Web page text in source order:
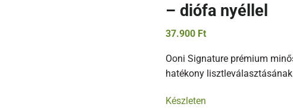
– diófa nyéllel
37.900 Ft
Ooni Signature prémium
hatékony
Készleten